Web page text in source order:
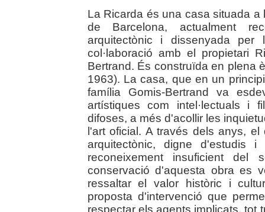
La Ricarda és una casa situada
de Barcelona, actualment
arquitectònic i dissenyada per
col·laboració amb el propietari
Bertrand. És construïda en plena
1963). La casa, que en un
família Gomis-Bertrand va
artístiques com intel·lectuals i
difoses, a més d'acollir les
l'art oficial. A través dels anys,
arquitectònic, digne
reconeixement insuficient
conservació d'aquesta obra es
ressaltar el valor històric i
proposta d'intervenció que